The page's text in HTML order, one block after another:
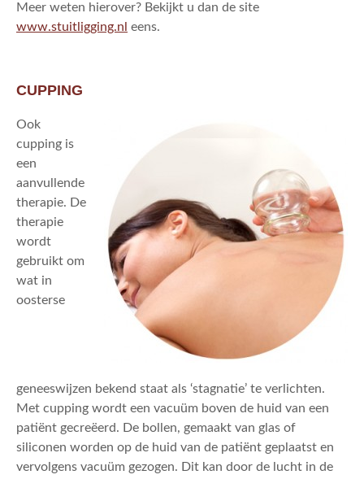
Meer weten hierover? Bekijkt u dan de site
www.stuitligging.nl eens.
CUPPING
Ook
cupping is
een
aanvullende
therapie. De
therapie
wordt
gebruikt om
wat in
oosterse
geneeswijzen bekend staat als ‘stagnatie’ te verlichten.
Met cupping wordt een vacuüm boven de huid van een
patiënt gecreëerd. De bollen, gemaakt van glas of
siliconen worden op de huid van de patiënt geplaatst en
vervolgens vacuüm gezogen. Dit kan door de lucht in de